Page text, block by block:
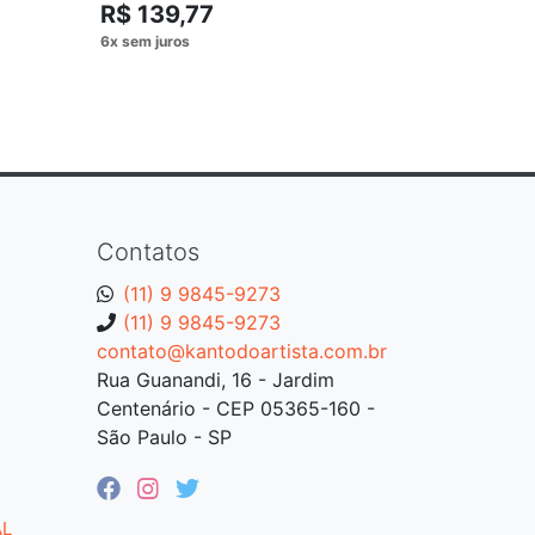
R$ 139,77
Contatos
(11) 9 9845-9273
(11) 9 9845-9273
contato@kantodoartista.com.br
Rua Guanandi, 16 - Jardim
Centenário - CEP 05365-160 -
São Paulo - SP